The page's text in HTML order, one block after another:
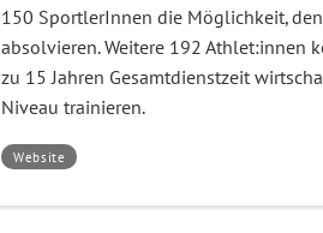
150 SportlerInnen die Möglichkeit,
absolvieren. Weitere 192 Athlet:innen
zu 15 Jahren Gesamtdienstzeit
Niveau trainieren.
Website
Österreichisches
(Heeressportzentrum)